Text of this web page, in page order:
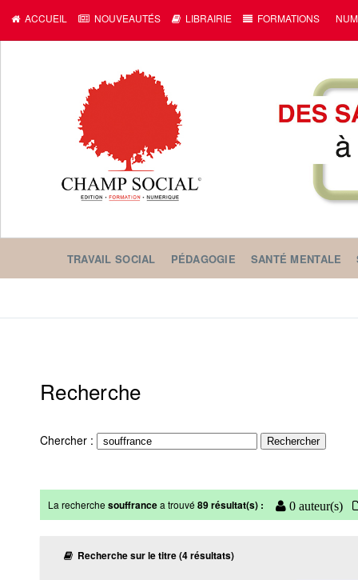
ACCUEIL NOUVEAUTÉS LIBRAIRIE FORMATIONS
TRAVAIL SOCIAL PÉDAGOGIE SANTÉ MENTALE
Recherche
Chercher :
La recherchesouffrancea trouvé89 résultat(s) : 0 auteur(s)
Recherche sur le titre (4 résultats)